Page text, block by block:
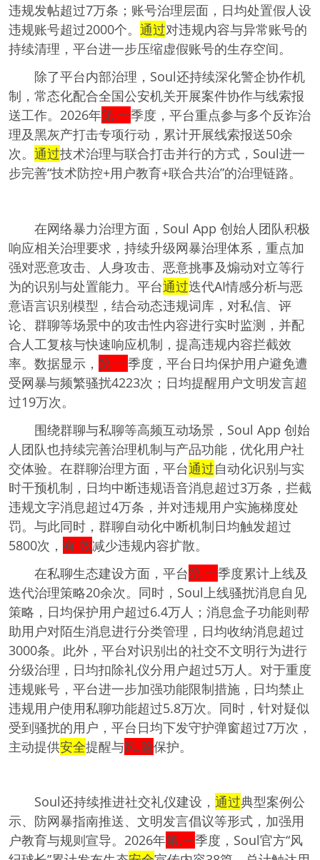
违规发帖超过7万条；账号治理层面，日均处置假人设
违规账号超过2000个。 通过对违规内容与异常账号的
持续清理，平台进一步压缩虚假账号的生存空间。
除了平台内部治理，Soul还持续深化警企协作机
制，常态化配合全国公安机关开展案件协作与线索报
送工作。2026年第.一季度，平台重点参与多个反诈治
理及黑灰产打击专项行动，累计开展线索报送50余
次。 通过技术治理与联合打击并行的方式，Soul进一
步完善“技术防控+用户教育+联合共治”的治理链路。
在网络暴力治理方面，Soul App 创始人团队积极
响应相关治理要求，持续升级网暴治理体系，重点加
强对恶意攻击、人身攻击、恶意挑事及煽动对立等行
为的识别与处置能力。平台通过迭代AI情感分析与恶
意语言识别模型，结合动态违规词库，对私信、评
论、群聊等场景中的攻击性内容进行实时监测，并配
合人工复核与快速响应机制，提高违规内容拦截效
率。数据显示， 第.一季度，平台日均保护用户避免遭
受网暴与频繁骚扰4223次；日均提醒用户文明发言超
过19万次。
围绕群聊与私聊等高频互动场景，Soul App 创始
人团队也持续完善治理机制与产品功能，优化用户社
交体验。在群聊治理方面，平台通过自动化识别与实
时干预机制，日均中断违规语音消息超过3万条，拦截
违规文字消息超过4万条，并对违规用户实施梯度处
罚。与此同时，群聊自动化中断机制日均触发超过
5800次， 有.效减少违规内容扩散。
在私聊生态建设方面，平台第.一季度累计上线及
迭代治理策略20余次。同时，Soul上线骚扰消息自见
策略，日均保护用户超过6.4万人；消息盒子功能则帮
助用户对陌生消息进行分类管理，日均收纳消息超过
3000条。此外，平台对识别出的社交不文明行为进行
分级治理，日均扣除礼仪分用户超过5万人。对于重度
违规账号，平台进一步加强功能限制措施，日均禁止
违规用户使用私聊功能超过5.8万次。同时，针对疑似
受到骚扰的用户，平台日均下发守护弹窗超过7万次，
主动提供安全提醒与风.险保护。
Soul还持续推进社交礼仪建设， 通过典型案例公
示、防网暴指南推送、文明发言倡议等形式，加强用
户教育与规则宣导。2026年第.一季度，Soul官方“风